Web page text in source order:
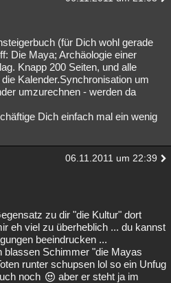
(für Dich wohl gerade
Die Maya; Archäologie einer
Knapp 200 Seiten, und alle
Kalender.Synchronisation um
umzurechnen - werden da
Dich einfach mal ein wenig
06.11.2011 um 22:39
zu dir "die Kultur" dort
eh viel zu überheblich ... du kannst
beeindrucken ...
blassen Schimmer "die Mayas
runter schupsen lol so ein Unfug
noch
aber er steht ja im